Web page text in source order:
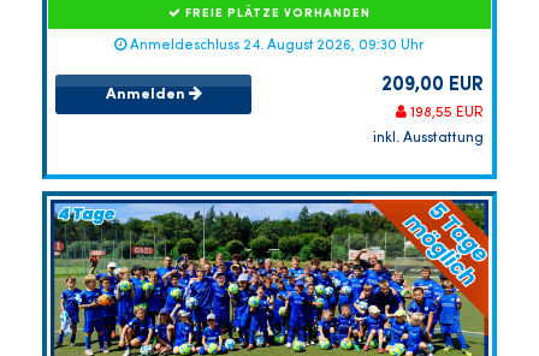
FREIE PLÄTZE VORHANDEN
Anmeldeschluss 24. August 2026, 09:30 Uhr
Anmelden 209,00 EUR
198,55 EUR
inkl. Ausstattung